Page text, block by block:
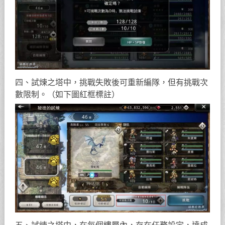
四、試煉之塔中，挑戰失敗後可重新編隊，但有挑戰次
數限制。（如下圖紅框標註）